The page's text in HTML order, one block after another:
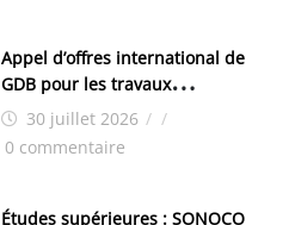
Appel d’offres international de
GDB pour les travaux
d’aménagement de la zone
industrielle de FANDJE (PAZIF)
30 juillet 2026 / /
0 commentaire
Études supérieures : SONOCO